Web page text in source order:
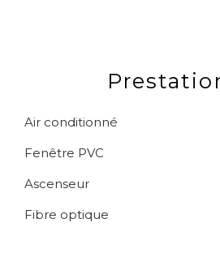
Air conditionné
Fenêtre PVC
Ascenseur
Fibre optique